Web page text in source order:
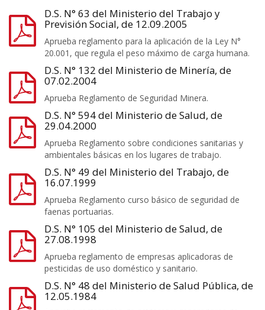
D.S. N° 63 del Ministerio del Trabajo y
Previsión Social, de 12.09.2005
Aprueba reglamento para la aplicación de la Ley N°
20.001, que regula el peso máximo de carga humana.
D.S. N° 132 del Ministerio de Minería, de
07.02.2004
Aprueba Reglamento de Seguridad Minera.
D.S. N° 594 del Ministerio de Salud, de
29.04.2000
Aprueba Reglamento sobre condiciones sanitarias y
ambientales básicas en los lugares de trabajo.
D.S. N° 49 del Ministerio del Trabajo, de
16.07.1999
Aprueba Reglamento curso básico de seguridad de
faenas portuarias.
D.S. N° 105 del Ministerio de Salud, de
27.08.1998
Aprueba reglamento de empresas aplicadoras de
pesticidas de uso doméstico y sanitario.
D.S. N° 48 del Ministerio de Salud Pública, de
12.05.1984